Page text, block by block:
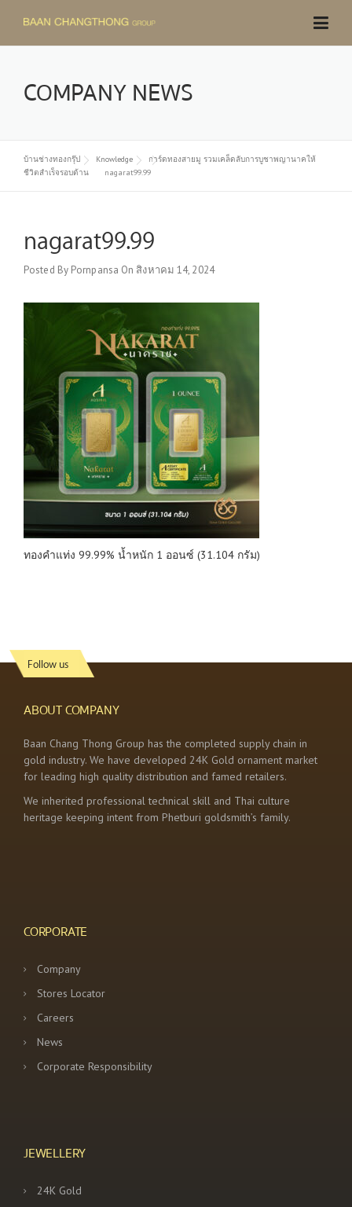
content
COMPANY NEWS
บ้านช่างทองกรุ๊ป Knowledge
การ์ดทองสายมู รวมเคล็ดลับการบูชาพญานาคให้
ชีวิตสำเร็จรอบด้าน
nagarat99.99
nagarat99.99
Posted By Pornpansa On สิงหาคม 14, 2024
ทองคำแท่ง 99.99% น้ำหนัก 1 ออนซ์ (31.104 กรัม)
Follow us
ABOUT COMPANY
Baan Chang Thong Group has the completed supply chain in
gold industry. We have developed 24K Gold ornament market
for leading high quality distribution and famed retailers.
We inherited professional technical skill and Thai culture
heritage keeping intent from Phetburi goldsmith’s family.
CORPORATE
Company
Stores Locator
Careers
News
Corporate Responsibility
JEWELLERY
24K Gold